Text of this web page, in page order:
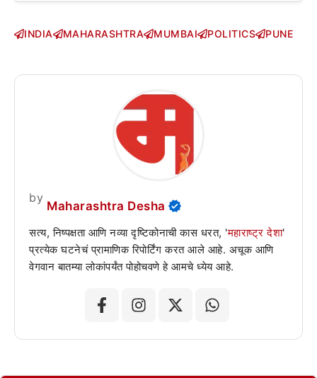
INDIA MAHARASHTRA MUMBAI POLITICS PUNE
by
Maharashtra Desha
सत्य, निष्पक्षता आणि नव्या दृष्टिकोनाची कास धरत, 'महाराष्ट्र देशा'
प्रत्येक घटनेचं प्रामाणिक रिपोर्टिंग करत आले आहे. अचूक आणि
वेगवान बातम्या लोकांपर्यंत पोहोचवणे हे आमचे ध्येय आहे.